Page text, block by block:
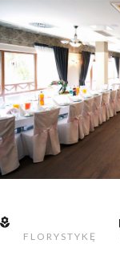
FLORYSTYKĘ